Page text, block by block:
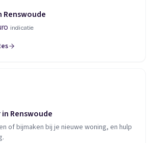
Renswoude
indicatie
Renswoude
of bijmaken bij je nieuwe woning, en hulp